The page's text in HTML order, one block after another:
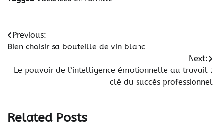
Navigation
de
l’article
Previous:
Bien choisir sa bouteille de vin blanc
Next:
Le pouvoir de l’intelligence émotionnelle au travail :
clé du succès professionnel
Related Posts